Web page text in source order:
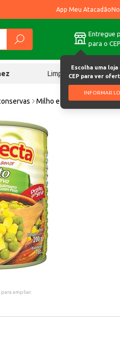
App Meu Atacadão
Entregue
para o CEP
Escolha uma
CEP para ver
INFORMAR
Limpeza
Milho e Ervilha Predilecta
ampliar.